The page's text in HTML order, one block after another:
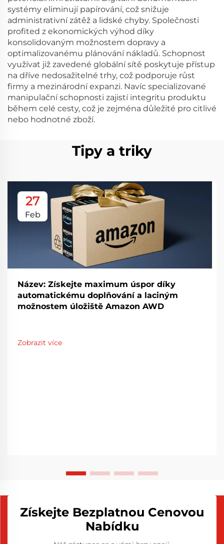
systémy eliminují papírování, což snižuje
administrativní zátěž a lidské chyby. Společnosti
profited z ekonomických výhod díky
konsolidovaným možnostem dopravy a
optimalizovanému plánování nákladů. Schopnost
využívat již zavedené globální sítě poskytuje přístup
na dříve nedosažitelné trhy, což podporuje růst
firmy a mezinárodní expanzi. Navíc specializované
manipulační schopnosti zajistí integritu produktu
během celé cesty, což je zejména důležité pro citlivé
nebo hodnotné zboží.
Tipy a triky
27
Feb
Název: Získejte maximum úspor díky
automatickému doplňování a laciným
možnostem úložiště Amazon AWD
Zobrazit více
Získejte Bezplatnou Cenovou
Nabídku